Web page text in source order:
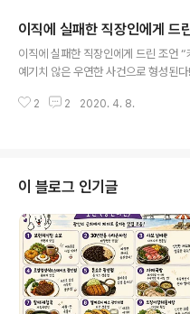
친구도 의료계에서 일하고 있습니다. 처
남자친구가 있는 회사(A회사라고 표시
리점으로 있었습니다, 그러면서 만나
찮다 이런 식으로 살짝 살짝 얘기하셨고
이직에 실패한 직장인에게 드
이직에 실패한 직장인에게 드린 조언
예기치 않은 우연한 사건으로 형성된
될 거라고 생각했는데요. 개인적으로도
좋은 기회가 있으려고 ‘이번 기회는 날
적 마인드로 바라볼 필요가 있습니다.
누구나 아쉽고 속 쓰리기 마련인데요.
은 기회를 날려버린 것을 후회하는데
앗겨 버린다는 것이 문제지요. 중요한
그러니 이제라도 기회를 만들어나..
2 2 2020. 4. 8.
이 블로그 인기글